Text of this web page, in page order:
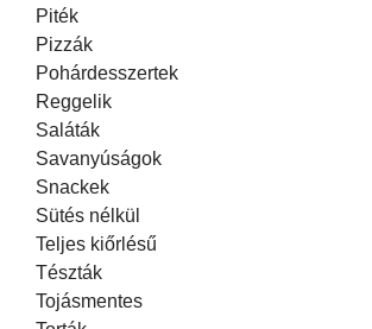
Piték
Pizzák
Pohárdesszertek
Reggelik
Saláták
Savanyúságok
Snackek
Sütés nélkül
Teljes kiőrlésű
Tészták
Tojásmentes